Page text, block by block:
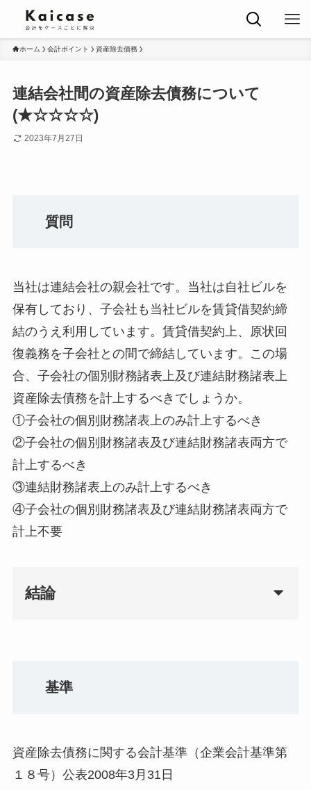
ホーム 会計ポイント 資産除去債務
連結会社間の資産除去債務について
(★☆☆☆☆)
2023年7月27日
質問
当社は連結会社の親会社です。当社は自社ビルを
保有しており、子会社も当社ビルを賃貸借契約締
結のうえ利用しています。賃貸借契約上、原状回
復義務を子会社との間で締結しています。この場
合、子会社の個別財務諸表上及び連結財務諸表上
資産除去債務を計上するべきでしょうか。
①子会社の個別財務諸表上のみ計上するべき
②子会社の個別財務諸表及び連結財務諸表両方で
計上するべき
③連結財務諸表上のみ計上するべき
④子会社の個別財務諸表及び連結財務諸表両方で
計上不要
結論
基準
資産除去債務に関する会計基準（企業会計基準第
１８号）公表2008年3月31日